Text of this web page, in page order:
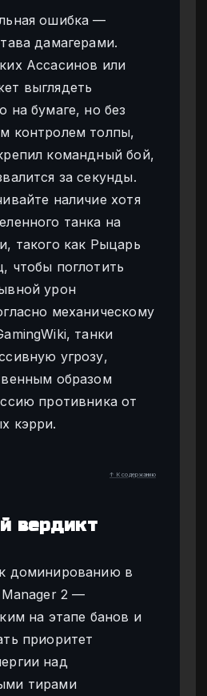
ошибка —
дамагерами.
Ассасинов или
выглядеть
на бумаге, но без
контролем толпы,
командный бой,
за секунды.
наличие хотя
танка на
такого как Рыцарь
чтобы поглотить
урон
механическому
танки
угрозу,
образом
противника от
кэрри.
↑ К содержанию
вердикт
доминированию в
2 —
на этапе банов и
приоритет
над
тирами